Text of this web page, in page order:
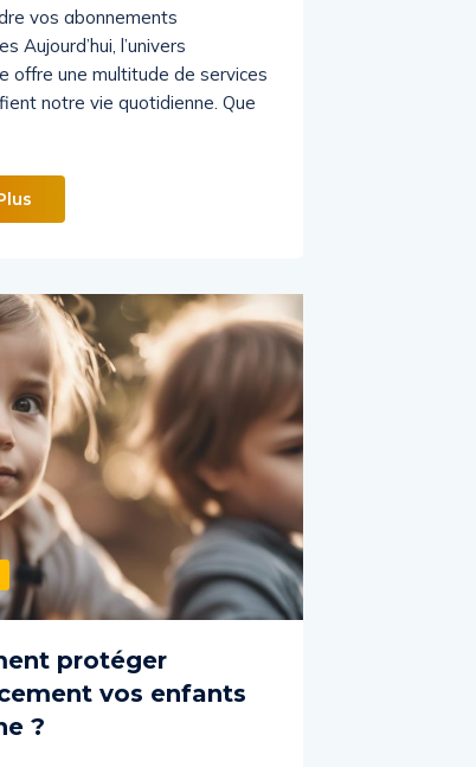
vos abonnements
Aujourd’hui, l’univers
offre une multitude de services
notre vie quotidienne. Que
protéger
vos enfants
?